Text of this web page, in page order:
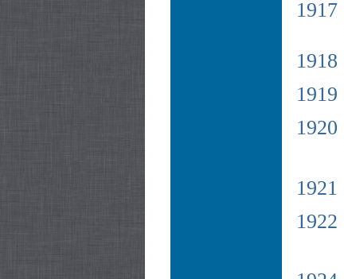
1917
1918
1919
1920
1921
1922